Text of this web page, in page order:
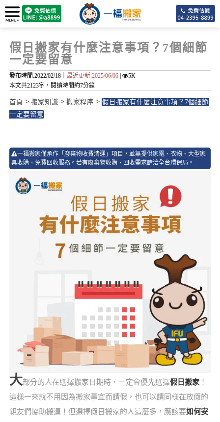
假日搬家有什麼注意事項？7個細節
一定要留意
發布時間:2022/02/18｜ 最近更新:2025/06/06|
5K
本文共2123字，閱讀時間約7分鐘
首頁 > 搬家知識 > 搬家程序 > 假日搬家有什麼注意事項？7個細節
一定要留意
一福搬家僅承作「廢棄物收費清運」項目，並無提供家電、衣物、大型家
具收購、免費回收服務。若有廢棄物收購、回收需求請洽全台環保局。
大部分的人在選擇搬家日期時，一定會優先選擇假日搬家！
這樣一來就不用因為搬家事宜而請假，也可以請同樣在放假的
親友們協助搬運！但選擇假日搬家的人這麼多，應該要如何安